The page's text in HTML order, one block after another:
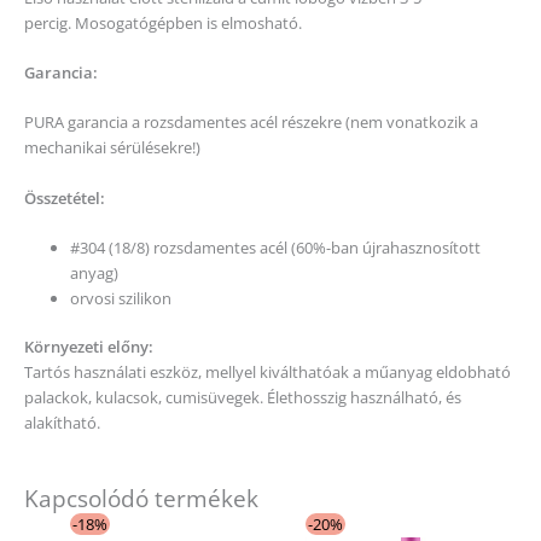
percig. Mosogatógépben is elmosható.
Garancia:
PURA garancia a rozsdamentes acél részekre (nem vonatkozik a
mechanikai sérülésekre!)
Összetétel:
#304 (18/8) rozsdamentes acél (60%-ban újrahasznosított
anyag)
orvosi szilikon
Környezeti előny:
Tartós használati eszköz, mellyel kiválthatóak a műanyag eldobható
palackok, kulacsok, cumisüvegek. Élethosszig használható, és
alakítható.
Kapcsolódó termékek
-18% -20%
price